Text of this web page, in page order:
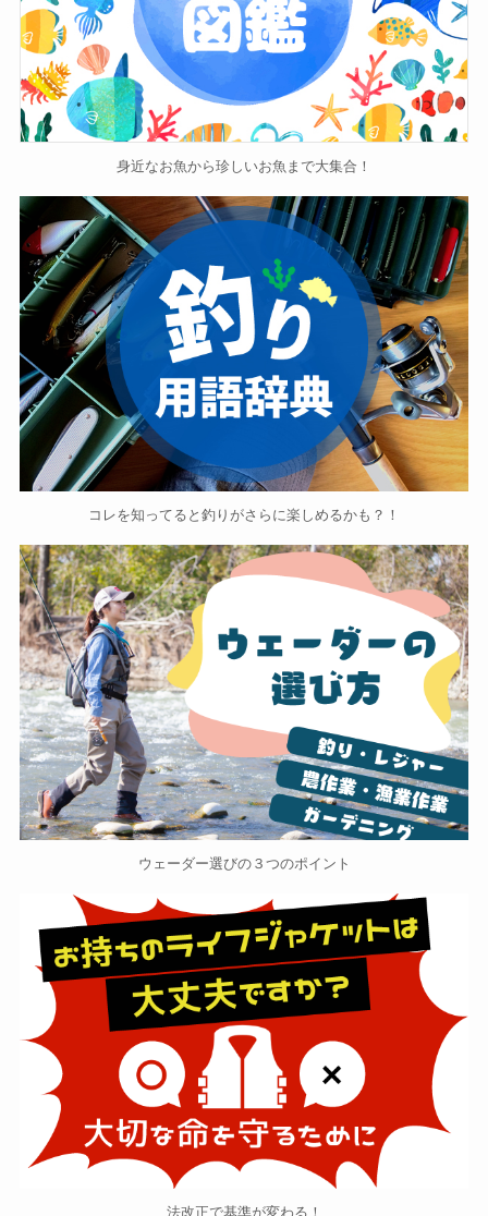
身近なお魚から珍しいお魚まで大集合！
コレを知ってると釣りがさらに楽しめるかも？！
ウェーダー選びの３つのポイント
法改正で基準が変わる！